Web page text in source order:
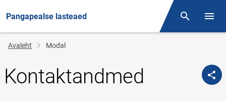
Pangapealse lasteaed Otsing
Jälglink
Avaleht Modal
Kontaktandmed